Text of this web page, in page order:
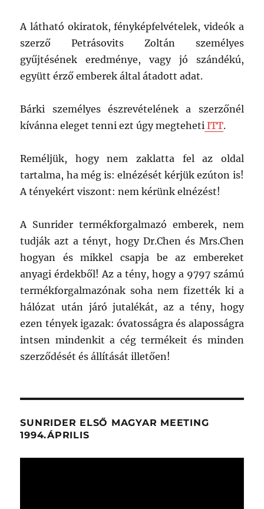
A látható okiratok, fényképfelvételek, videók a
szerző Petrásovits Zoltán személyes
gyűjtésének eredménye, vagy jó szándékú,
együtt érző emberek által átadott adat.
Bárki személyes észrevételének a szerzőnél
kívánna eleget tenni ezt úgy megteheti ITT.
Reméljük, hogy nem zaklatta fel az oldal
tartalma, ha még is: elnézését kérjük ezúton is!
A tényekért viszont: nem kérünk elnézést!
A Sunrider termékforgalmazó emberek, nem
tudják azt a tényt, hogy Dr.Chen és Mrs.Chen
hogyan és mikkel csapja be az embereket
anyagi érdekből! Az a tény, hogy a 9797 számú
termékforgalmazónak soha nem fizették ki a
hálózat után járó jutalékát, az a tény, hogy
ezen tények igazak: óvatosságra és alaposságra
intsen mindenkit a cég termékeit és minden
szerződését és állítását illetően!
SUNRIDER ELSŐ MAGYAR MEETING
1994.ÁPRILIS